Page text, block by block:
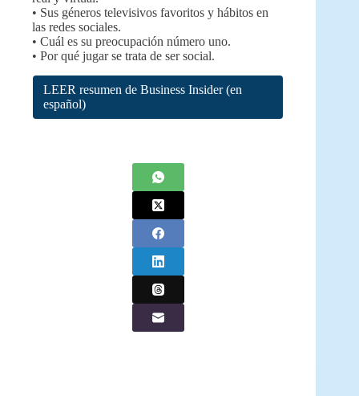
• Sus géneros televisivos favoritos y hábitos en
las redes sociales.
• Cuál es su preocupación número uno.
• Por qué jugar se trata de ser social.
LEER resumen de Business Insider (en
español)